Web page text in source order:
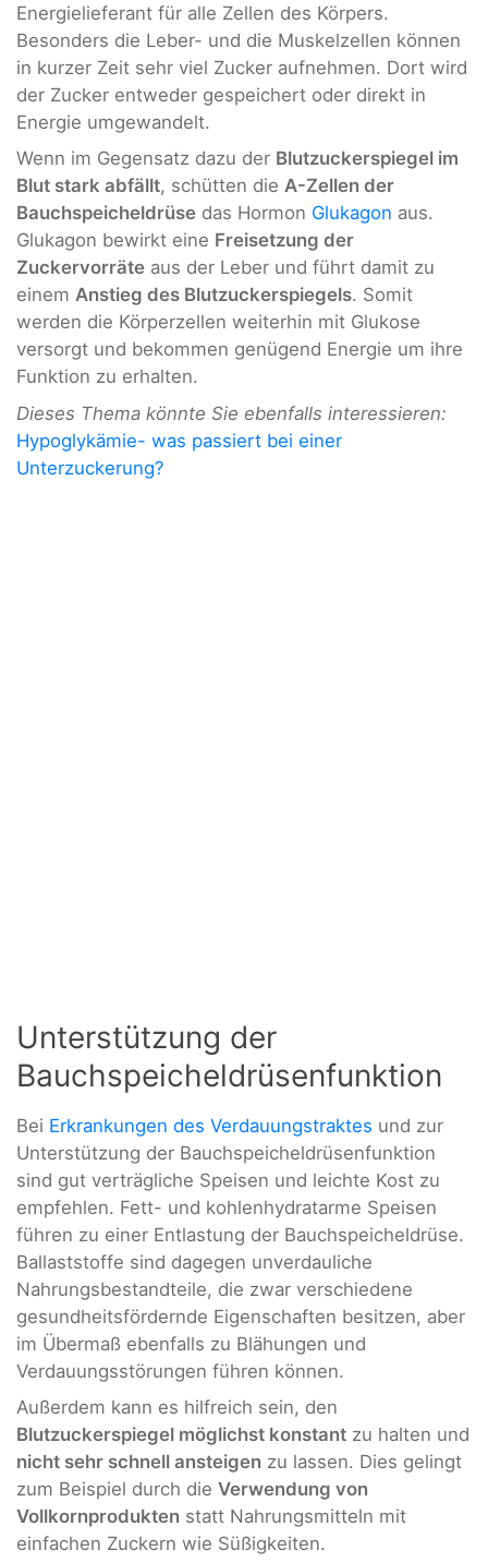
Energielieferant für alle Zellen des Körpers.
Besonders die Leber- und die Muskelzellen können
in kurzer Zeit sehr viel Zucker aufnehmen. Dort wird
der Zucker entweder gespeichert oder direkt in
Energie umgewandelt.
Wenn im Gegensatz dazu der Blutzuckerspiegel im
Blut stark abfällt, schütten die A-Zellen der
Bauchspeicheldrüse das Hormon Glukagon aus.
Glukagon bewirkt eine Freisetzung der
Zuckervorräte aus der Leber und führt damit zu
einem Anstieg des Blutzuckerspiegels. Somit
werden die Körperzellen weiterhin mit Glukose
versorgt und bekommen genügend Energie um ihre
Funktion zu erhalten.
Dieses Thema könnte Sie ebenfalls interessieren:
Hypoglykämie- was passiert bei einer
Unterzuckerung?
Unterstützung der
Bauchspeicheldrüsenfunktion
Bei Erkrankungen des Verdauungstraktes und zur
Unterstützung der Bauchspeicheldrüsenfunktion
sind gut verträgliche Speisen und leichte Kost zu
empfehlen. Fett- und kohlenhydratarme Speisen
führen zu einer Entlastung der Bauchspeicheldrüse.
Ballaststoffe sind dagegen unverdauliche
Nahrungsbestandteile, die zwar verschiedene
gesundheitsfördernde Eigenschaften besitzen, aber
im Übermaß ebenfalls zu Blähungen und
Verdauungsstörungen führen können.
Außerdem kann es hilfreich sein, den
Blutzuckerspiegel möglichst konstant zu halten und
nicht sehr schnell ansteigen zu lassen. Dies gelingt
zum Beispiel durch die Verwendung von
Vollkornprodukten statt Nahrungsmitteln mit
einfachen Zuckern wie Süßigkeiten.